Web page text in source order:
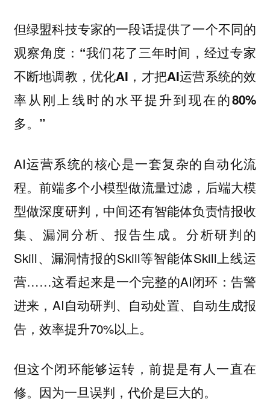
但绿盟科技专家的一段话提供了一个不同的
观察角度：“我们花了三年时间，经过专家
不断地调教，优化AI，才把AI运营系统的效
率从刚上线时的水平提升到现在的80%
多。”
AI运营系统的核心是一套复杂的自动化流
程。前端多个小模型做流量过滤，后端大模
型做深度研判，中间还有智能体负责情报收
集、漏洞分析、报告生成。分析研判的
Skill、漏洞情报的Skill等智能体Skill上线运
营……这看起来是一个完整的AI闭环：告警
进来，AI自动研判、自动处置、自动生成报
告，效率提升70%以上。
但这个闭环能够运转，前提是有人一直在
修。因为一旦误判，代价是巨大的。